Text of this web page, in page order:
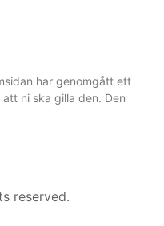
har genomgått ett
ni ska gilla den. Den
reserved.